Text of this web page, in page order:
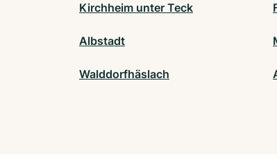
Kirchheim unter Teck
Albstadt
Walddorfhäslach